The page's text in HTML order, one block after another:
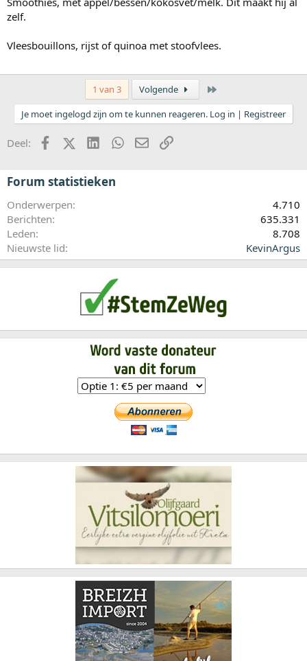
zelf.
Vleesbouillons, rijst of quinoa met stoofvlees.
1 van 3 Volgende
Je moet ingelogd zijn om te kunnen reageren. Log in | Registreer
Deel: FacebookX (Twitter)LinkedInWhatsApp
E-mailkoppeling
Forum statistieken
Onderwerpen
4.710
Berichten
635.331
Leden
8.708
Nieuwste lid
KevinArgus